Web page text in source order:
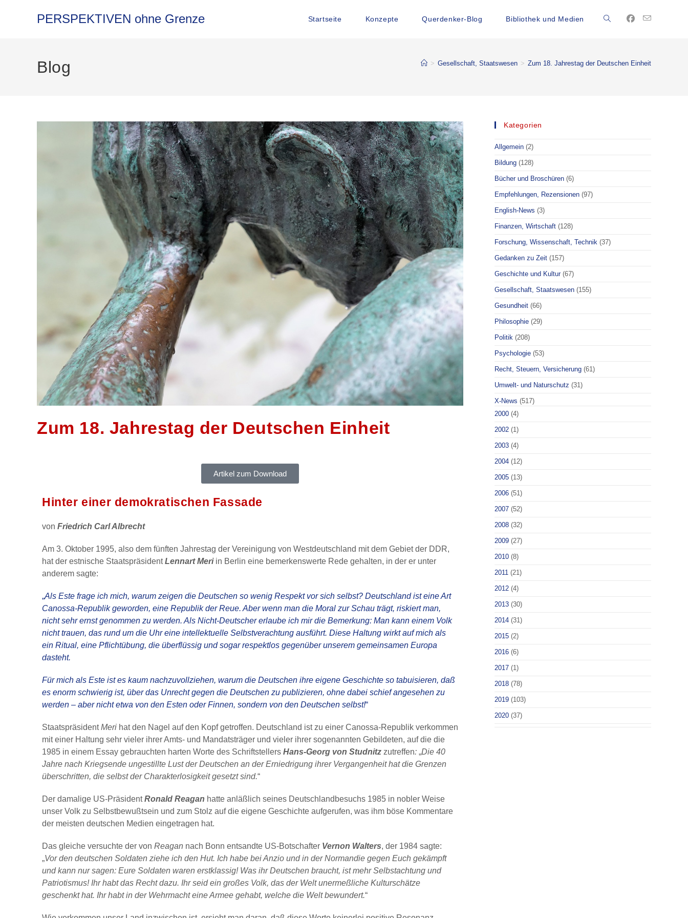
PERSPEKTIVEN ohne Grenze Startseite Konzepte Querdenker-Blog Bibliothek und Medien
Blog > Gesellschaft, Staatswesen > Zum 18. Jahrestag der Deutschen Einheit
Zum 18. Jahrestag der Deutschen Einheit
Artikel zum Download
Hinter einer demokratischen Fassade
von Friedrich Carl Albrecht
Am 3. Oktober 1995, also dem fünften Jahrestag der Vereinigung von Westdeutschland mit dem Gebiet der DDR,
hat der estnische StaatspräsidentLennart Meriin Berlin eine bemerkenswerte Rede gehalten, in der er unter
anderem sagte:
„Als Este frage ich mich, warum zeigen die Deutschen so wenig Respekt vor sich selbst? Deutschland ist eine Art
Canossa-Republik geworden, eine Republik der Reue. Aber wenn man die Moral zur Schau trägt, riskiert man,
nicht sehr ernst genommen zu werden. Als Nicht-Deutscher erlaube ich mir die Bemerkung: Man kann einem Volk
nicht trauen, das rund um die Uhr eine intellektuelle Selbstverachtung ausführt. Diese Haltung wirkt auf mich als
ein Ritual, eine Pflichtübung, die überflüssig und sogar respektlos gegenüber unserem gemeinsamen Europa
dasteht.
Für mich als Este ist es kaum nachzuvollziehen, warum die Deutschen ihre eigene Geschichte so tabuisieren, daß
es enorm schwierig ist, über das Unrecht gegen die Deutschen zu publizieren, ohne dabei schief angesehen zu
werden – aber nicht etwa von den Esten oder Finnen, sondern von den Deutschen selbst!“
StaatspräsidentMeri hat den Nagel auf den Kopf getroffen. Deutschland ist zu einer Canossa-Republik verkommen
mit einer Haltung sehr vieler ihrer Amts- und Mandatsträger und vieler ihrer sogenannten Gebildeten, auf die die
1985 in einem Essay gebrauchten harten Worte des Schriftstellers Hans-Georg von Studnitz zutreffen: „Die 40
Jahre nach Kriegsende ungestillte Lust der Deutschen an der Erniedrigung ihrer Vergangenheit hat die Grenzen
überschritten, die selbst der Charakterlosigkeit gesetzt sind.“
Der damalige US-PräsidentRonald Reagan hatte anläßlich seines Deutschlandbesuchs 1985 in nobler Weise
unser Volk zu Selbstbewußtsein und zum Stolz auf die eigene Geschichte aufgerufen, was ihm böse Kommentare
der meisten deutschen Medien eingetragen hat.
Das gleiche versuchte der von Reagan nach Bonn entsandte US-Botschafter Vernon Walters, der 1984 sagte:
„Vor den deutschen Soldaten ziehe ich den Hut. Ich habe bei Anzio und in der Normandie gegen Euch gekämpft
und kann nur sagen: Eure Soldaten waren erstklassig! Was ihr Deutschen braucht, ist mehr Selbstachtung und
Patriotismus! Ihr habt das Recht dazu. Ihr seid ein großes Volk, das der Welt unermeßliche Kulturschätze
geschenkt hat. Ihr habt in der Wehrmacht eine Armee gehabt, welche die Welt bewundert.“
Kategorien
Allgemein (2)
Bildung (128)
Bücher und Broschüren (6)
Empfehlungen, Rezensionen (97)
English-News (3)
Finanzen, Wirtschaft (128)
Forschung, Wissenschaft, Technik (37)
Gedanken zu Zeit (157)
Geschichte und Kultur (67)
Gesellschaft, Staatswesen (155)
Gesundheit (66)
Philosophie (29)
Politik (208)
Psychologie (53)
Recht, Steuern, Versicherung (61)
Umwelt- und Naturschutz (31)
X-News (517)
2000 (4)
2002 (1)
2003 (4)
2004 (12)
2005 (13)
2006 (51)
2007 (52)
2008 (32)
2009 (27)
2010 (8)
2011 (21)
2012 (4)
2013 (30)
2014 (31)
2015 (2)
2016 (6)
2017 (1)
2018 (78)
2019 (103)
2020 (37)